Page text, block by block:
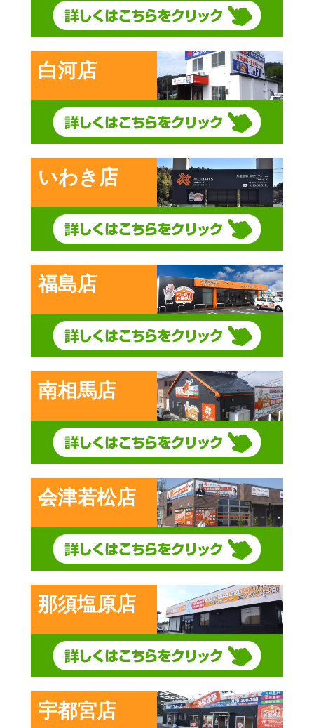
白河店
いわき店
福島店
南相馬店
会津若松店
那須塩原店
宇都宮店